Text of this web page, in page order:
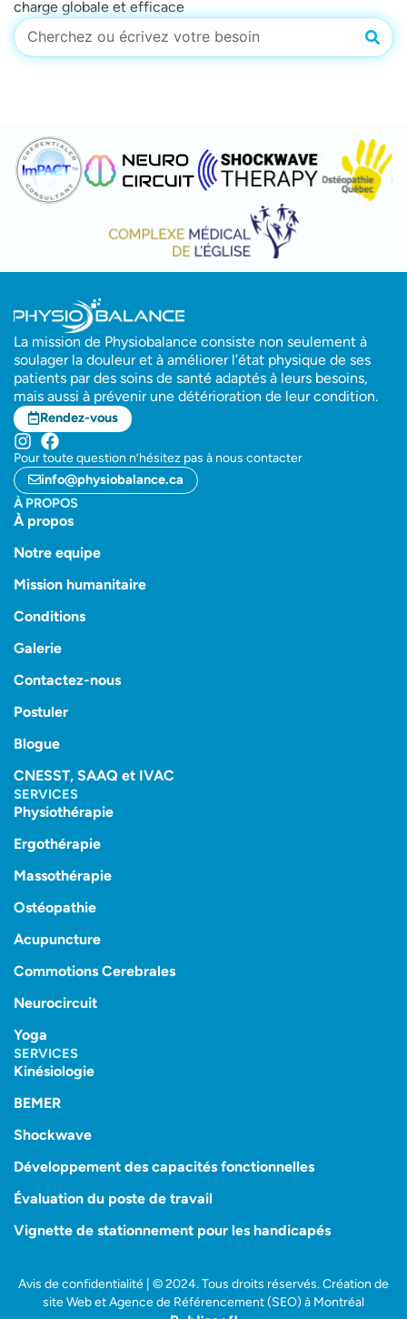
charge globale et efficace
Rechercher
La mission de Physiobalance consiste non seulement à
soulager la douleur et à améliorer l’état physique de ses
patients par des soins de santé adaptés à leurs besoins,
mais aussi à prévenir une détérioration de leur condition.
Rendez-vous
Pour toute question n’hésitez pas à nous contacter
info@physiobalance.ca
À PROPOS
À propos
Notre equipe
Mission humanitaire
Conditions
Galerie
Contactez-nous
Postuler
Blogue
CNESST, SAAQ et IVAC
SERVICES
Physiothérapie
Ergothérapie
Massothérapie
Ostéopathie
Acupuncture
Commotions Cerebrales
Neurocircuit
Yoga
SERVICES
Kinésiologie
BEMER
Shockwave
Développement des capacités fonctionnelles
Évaluation du poste de travail
Vignette de stationnement pour les handicapés
Avis de confidentialité | © 2024. Tous droits réservés. Création de
site Web et Agence de Référencement (SEO) à Montréal